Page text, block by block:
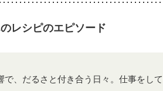
レシピのエピソード
で、だるさと付き合う日々。仕事をし